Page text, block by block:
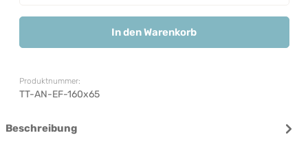
In den Warenkorb
Produktnummer:
TT-AN-EF-160x65
Beschreibung